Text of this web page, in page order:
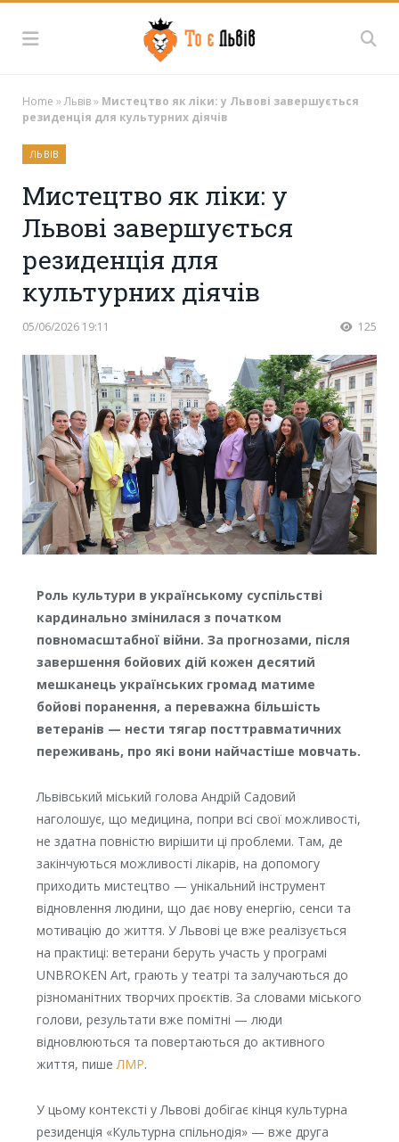
Home »Львів» Мистецтво як ліки: у Львові завершується
резиденція для культурних діячів
ЛЬВІВ
Мистецтво як ліки: у
Львові завершується
резиденція для
культурних діячів
05/06/2026 19:11 125
Роль культури в українському суспільстві
кардинально змінилася з початком
повномасштабної війни. За прогнозами, після
завершення бойових дій кожен десятий
мешканець українських громад матиме
бойові поранення, а переважна більшість
ветеранів — нести тягар посттравматичних
переживань, про які вони найчастіше мовчать.
Львівський міський голова Андрій Садовий
наголошує, що медицина, попри всі свої можливості,
не здатна повністю вирішити ці проблеми. Там, де
закінчуються можливості лікарів, на допомогу
приходить мистецтво — унікальний інструмент
відновлення людини, що дає нову енергію, сенси та
мотивацію до життя. У Львові це вже реалізується
на практиці: ветерани беруть участь у програмі
UNBROKEN Art, грають у театрі та залучаються до
різноманітних творчих проєктів. За словами міського
голови, результати вже помітні — люди
відновлюються та повертаються до активного
життя, пишеЛМР.
У цьому контексті у Львові добігає кінця культурна
резиденція «Культурна спільнодія» — вже друга